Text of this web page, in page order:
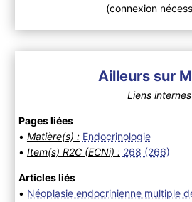
(connexion
Ailleurs sur
Liens internes
Pages liées
• Matière(s) : Endocrinologie
• Item(s) R2C (ECNi) : 268 (266)
Articles liés
• Néoplasie endocrinienne multiple